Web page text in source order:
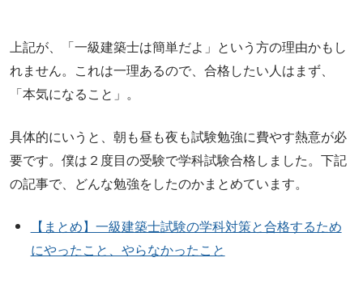
上記が、「一級建築士は簡単だよ」という方の理由かもし
れません。これは一理あるので、合格したい人はまず、
「本気になること」。
具体的にいうと、朝も昼も夜も試験勉強に費やす熱意が必
要です。僕は２度目の受験で学科試験合格しました。下記
の記事で、どんな勉強をしたのかまとめています。
【まとめ】一級建築士試験の学科対策と合格するため
にやったこと、やらなかったこと